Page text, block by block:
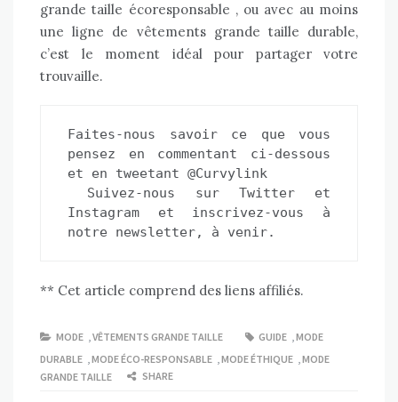
grande taille écoresponsable , ou avec au moins
une ligne de vêtements grande taille durable,
c’est le moment idéal pour partager votre
trouvaille.
Faites-nous savoir ce que vous
pensez en commentant ci-dessous
et en tweetant @Curvylink
Suivez-nous sur Twitter et
Instagram et inscrivez-vous à
notre newsletter, à venir.
** Cet article comprend des liens affiliés.
MODE ,VÊTEMENTS GRANDE TAILLE GUIDE ,MODE
DURABLE ,MODE ÉCO-RESPONSABLE ,MODE ÉTHIQUE ,MODE
GRANDE TAILLE
SHARE